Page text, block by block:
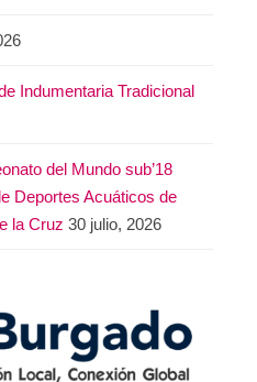
Indumentaria Tradicional
del Mundo sub’18
Deportes Acuáticos de
la Cruz 30 julio, 2026